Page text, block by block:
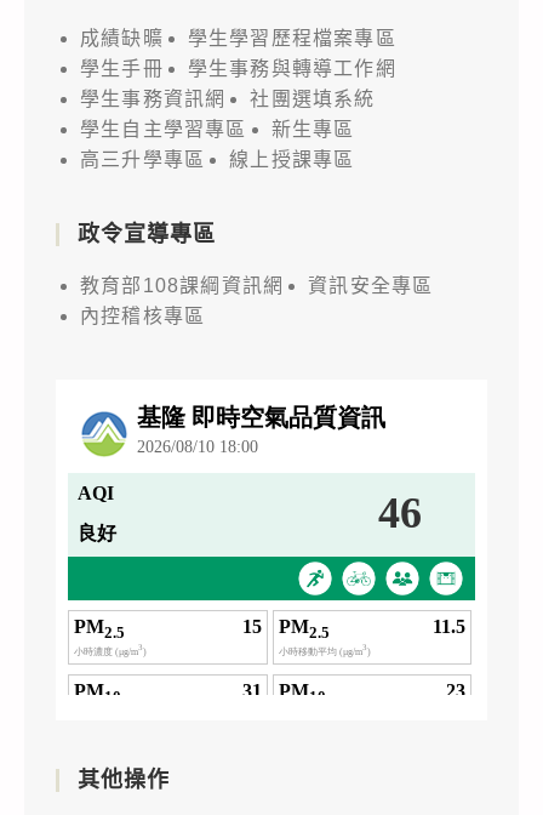
成績缺曠
學生學習歷程檔案專區
學生手冊
學生事務與轉導工作網
學生事務資訊網
社團選填系統
學生自主學習專區
新生專區
高三升學專區
線上授課專區
政令宣導專區
教育部108課綱資訊網
資訊安全專區
內控稽核專區
其他操作